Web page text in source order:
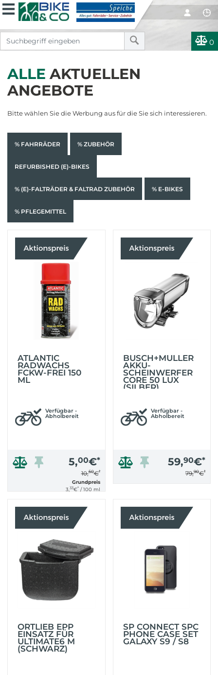
0
ALLE AKTUELLEN
ANGEBOTE
Bitte wählen Sie die Werbung aus für die Sie sich interessieren.
% FAHRRÄDER % ZUBEHÖR
REFURBISHED (E)-BIKES
% (E)-FALTRÄDER & FALTRAD ZUBEHÖR % E-BIKES
% PFLEGEMITTEL
ATLANTIC
RADWACHS
FCKW-FREI 150
ML
Verfügbar -
Abholbereit
5,00€*
10,50€*
Grundpreis
3, 33€*/ 100 ml
BUSCH+MÜLLER
AKKU-
SCHEINWERFER
CORE 50 LUX
(SILBER)
Verfügbar -
Abholbereit
59,90€*
79,90€*
ORTLIEB EPP
EINSATZ FÜR
ULTIMATE6 M
(SCHWARZ)
SP CONNECT SPC
PHONE CASE SET
GALAXY S9 / S8